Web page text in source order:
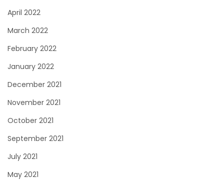
April 2022
March 2022
February 2022
January 2022
December 2021
November 2021
October 2021
September 2021
July 2021
May 2021